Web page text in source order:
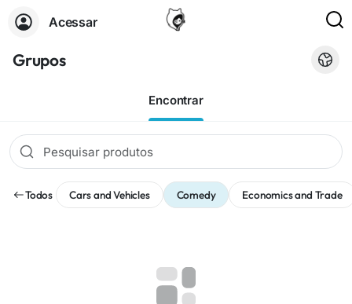
Acessar
Grupos
Encontrar
Todos Cars and Vehicles Comedy Economics and Trade